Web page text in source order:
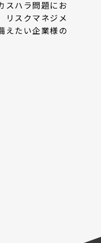
スハラ問題にお
リスクマネジメ
えたい企業様の